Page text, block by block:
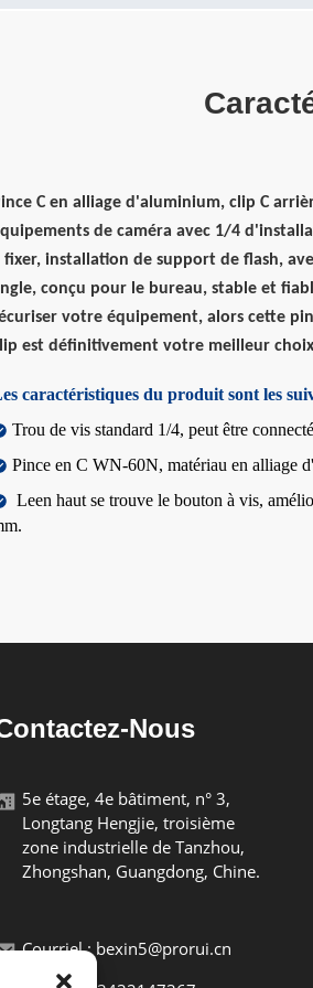
C en alliage d'aluminium, clip C
de caméra avec 1/4
fixer, installation de support de flash,
conçu pour le bureau, stable et
votre équipement, alors cette
est définitivement votre meilleur choix
caractéristiques du produit sont les
Trou de vis standard 1/4, peut être
Pince en C WN-60N, matériau en alliage
Leen haut se trouve le bouton à vis,
Nous
5e étage, 4e bâtiment, n° 3,
Longtang Hengjie, troisième
zone industrielle de Tanzhou,
Zhongshan, Guangdong, Chine.
Courriel : bexin5@prorui.cn